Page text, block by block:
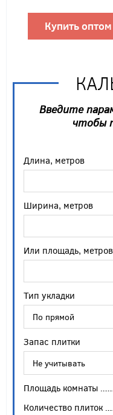
Купить оптом
Введите
чтобы
Длина, метров
Ширина, метров
Или площадь, метров
Тип укладки
Запас плитки
Площадь комнаты
Количество плиток